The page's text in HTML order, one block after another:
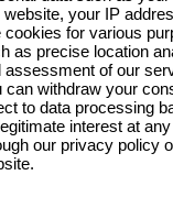
PATRIMONIO
su 130.º aniversario en
website, your IP
cookies for various
as precise location
assessment of our
can withdraw your
to data processing
interest at
our privacy policy